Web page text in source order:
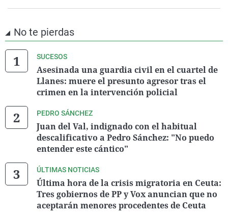
No te pierdas
SUCESOS
Asesinada una guardia civil en el cuartel de
Llanes: muere el presunto agresor tras el
crimen en la intervención policial
PEDRO SÁNCHEZ
Juan del Val, indignado con el habitual
descalificativo a Pedro Sánchez: "No puedo
entender este cántico"
ÚLTIMAS NOTICIAS
Última hora de la crisis migratoria en Ceuta:
Tres gobiernos de PP y Vox anuncian que no
aceptarán menores procedentes de Ceuta